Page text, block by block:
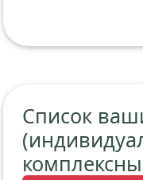
Список